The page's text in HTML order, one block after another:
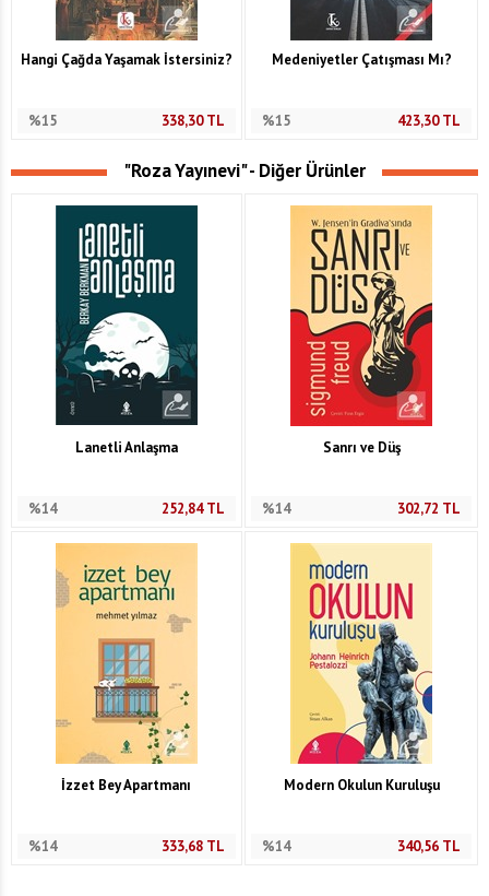
Hangi Çağda Yaşamak İstersiniz?
%15 338,30TL
Medeniyetler Çatışması Mı?
%15 423,30TL
"Roza Yayınevi" - Diğer Ürünler
Lanetli Anlaşma
%14 252,84TL
Sanrı ve Düş
%14 302,72 TL
İzzet Bey Apartmanı
%14 333,68TL
Modern Okulun Kuruluşu
%14 340,56 TL